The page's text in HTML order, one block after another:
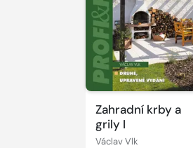
Zahradní krby a
grily I
Václav Vlk